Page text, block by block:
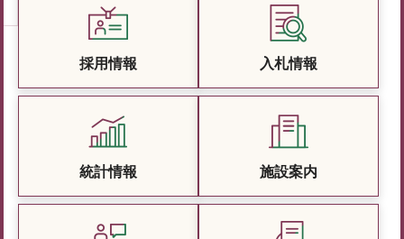
採用情報 入札情報
統計情報 施設案内